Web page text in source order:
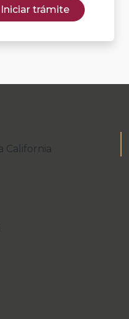
Iniciar trámite